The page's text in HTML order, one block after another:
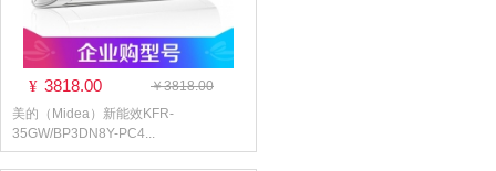
¥ 3818.00
￥3818.00
美的（Midea）新能效KFR-
35GW/BP3DN8Y-PC4...